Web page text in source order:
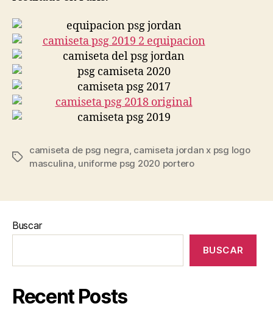
Etiquetas
camiseta de psg negra, camiseta jordan x psg logo
masculina, uniforme psg 2020 portero
Buscar
BUSCAR
Recent Posts